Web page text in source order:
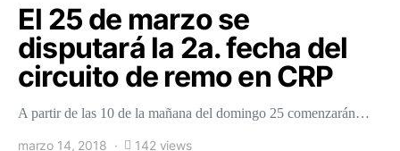
El 25 de marzo se
disputará la 2a. fecha del
circuito de remo en CRP
A partir de las 10 de la mañana del domingo 25 comenzarán…
marzo 14, 2018 142 views